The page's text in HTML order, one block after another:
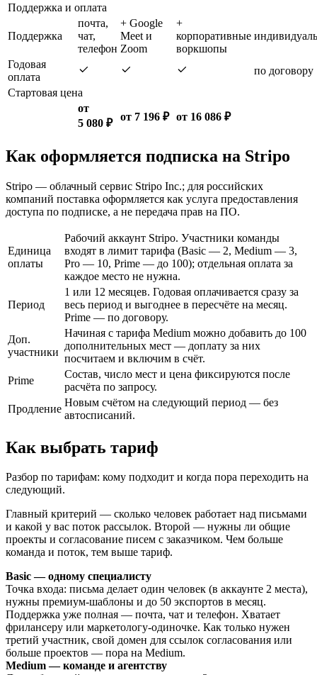
Поддержка и оплата
Поддержка
почта,
чат,
телефон
+ Google
Meet и
Zoom
+
корпоративные
воркшопы
Годовая
оплата
по договору
Стартовая цена
от
5 080 ₽
от 7 196 ₽ от 16 086 ₽
Как оформляется подписка на Stripo
Stripo — облачный сервис Stripo Inc.; для российских
компаний поставка оформляется как услуга предоставления
доступа по подписке, а не передача прав на ПО.
Единица
оплаты
Рабочий аккаунт Stripo. Участники команды
входят в лимит тарифа (Basic — 2, Medium — 3,
Pro — 10, Prime — до 100); отдельная оплата за
каждое место не нужна.
Период
1 или 12 месяцев. Годовая оплачивается сразу за
весь период и выгоднее в пересчёте на месяц.
Prime — по договору.
Доп.
участники
Начиная с тарифа Medium можно добавить до 100
дополнительных мест — доплату за них
посчитаем и включим в счёт.
Prime
Состав, число мест и цена фиксируются после
расчёта по запросу.
Продление
Новым счётом на следующий период — без
автосписаний.
Как выбрать тариф
Разбор по тарифам: кому подходит и когда пора переходить на
следующий.
Главный критерий — сколько человек работает над письмами
и какой у вас поток рассылок. Второй — нужны ли общие
проекты и согласование писем с заказчиком. Чем больше
команда и поток, тем выше тариф.
Basic — одному специалисту
Точка входа: письма делает один человек (в аккаунте 2 места),
нужны премиум-шаблоны и до 50 экспортов в месяц.
Поддержка уже полная — почта, чат и телефон. Хватает
фрилансеру или маркетологу-одиночке. Как только нужен
третий участник, свой домен для ссылок согласования или
больше проектов — пора на Medium.
Medium — команде и агентству